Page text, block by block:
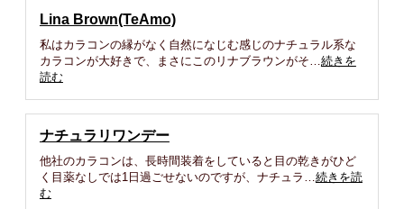
Lina Brown(TeAmo)
私はカラコンの縁がなく自然になじむ感じのナチュラル系な
カラコンが大好きで、まさにこのリナブラウンがそ…続きを
読む
ナチュラリワンデー
他社のカラコンは、長時間装着をしていると目の乾きがひど
く目薬なしでは1日過ごせないのですが、ナチュラ…続きを読
む